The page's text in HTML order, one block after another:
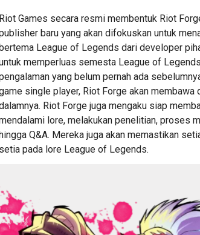
Riot Games secara resmi membentuk Riot
baru yang akan difokuskan untuk
bertema League of Legends dari developer
memperluas semesta League of
yang belum pernah ada
single player, Riot Forge akan
Riot Forge juga mengaku siap
lore, melakukan penelitian, proses
hingga Q&A. Mereka juga akan memastikan
setia pada lore League of Legends.